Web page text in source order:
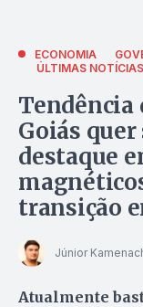
ECONOMIA
ÚLTIMAS NOTÍCIAS
Goiás
destaque
transição
Júnior
Atualmente